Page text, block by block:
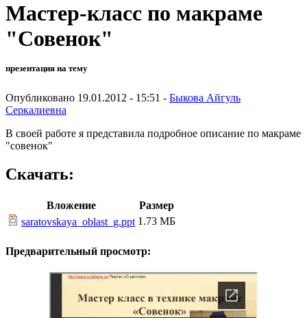
Мастер-класс по макраме
"Совенок"
презентация на тему
Опубликовано 19.01.2012 - 15:51 - Быкова Айгуль
Серкалиевна
В своей работе я представила подробное описание по макраме
"совенок"
Скачать:
Вложение
Размер
saratovskaya_oblast_g.ppt 1.73 МБ
Предварительный просмотр: